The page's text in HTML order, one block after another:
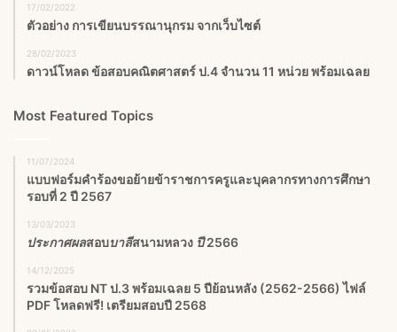
17/02/2022
ตัวอย่าง การเขียนบรรณานุกรม จากเว็บไซต์
28/02/2023
ดาวน์โหลด ข้อสอบคณิตศาสตร์ ป.4 จำนวน 11 หน่วย พร้อมเฉลย
Most Featured Topics
11/07/2024
แบบฟอร์มคำร้องขอย้ายข้าราชการครูและบุคลากรทางการศึกษา
รอบที่ 2 ปี 2567
13/03/2023
ประกาศผลสอบบาลีสนามหลวง ปี2566
14/12/2025
รวมข้อสอบ NT ป.3 พร้อมเฉลย 5 ปีย้อนหลัง (2562-2566) ไฟล์
PDF โหลดฟรี! เตรียมสอบปี 2568